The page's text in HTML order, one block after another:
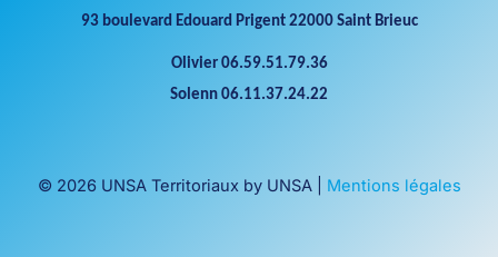
93 boulevard Edouard Prigent 22000 Saint Brieuc
Olivier 06.59.51.79.36
Solenn 06.11.37.24.22
© 2026 UNSA Territoriaux by UNSA | Mentions légales